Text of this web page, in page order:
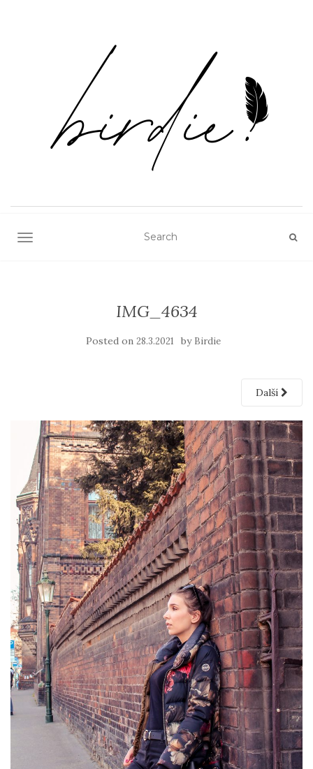
TOGGLE NAVIGATION
IMG_4634
Posted on 28.3.2021 by Birdie
Další